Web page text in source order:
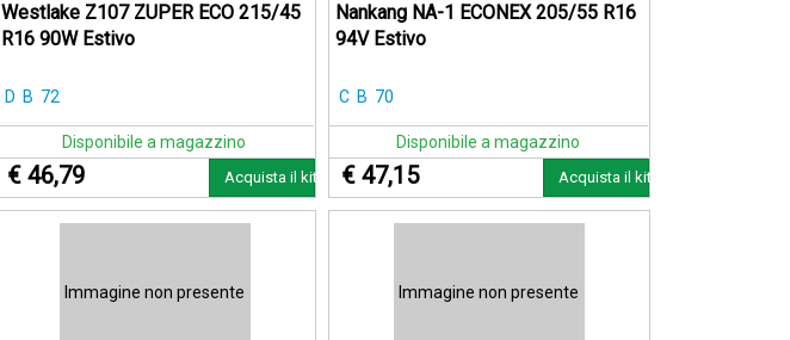
Westlake Z107 ZUPER ECO 215/45
R16 90W Estivo
D B 72
Disponibile a magazzino
€ 46,79 Acquista il kit
Nankang NA-1 ECONEX 205/55 R16
94V Estivo
C B 70
Disponibile a magazzino
€ 47,15 Acquista il kit
Immagine non presente Immagine non presente